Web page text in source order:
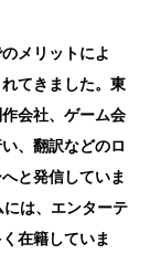
メリットによ
てきました。東
会社、ゲーム会
、翻訳などのロ
と発信していま
は、エンターテ
在籍していま